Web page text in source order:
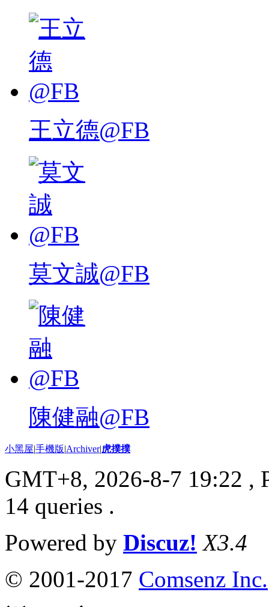
王立德@FB
莫文誠@FB
陳健融@FB
小黑屋|手機版|Archiver|虎撲撲
GMT+8, 2026-8-7 19:22 ,
14 queries .
Powered by Discuz! X3.4
© 2001-2017 Comsenz Inc.